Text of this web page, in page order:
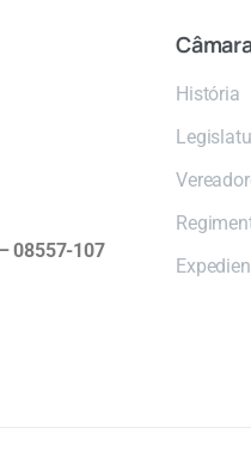
08557-107
História